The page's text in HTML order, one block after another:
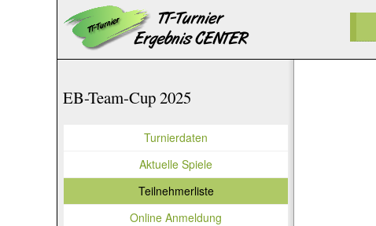
EB-Team-Cup 2025
Turnierdaten
Aktuelle Spiele
Teilnehmerliste
Online Anmeldung